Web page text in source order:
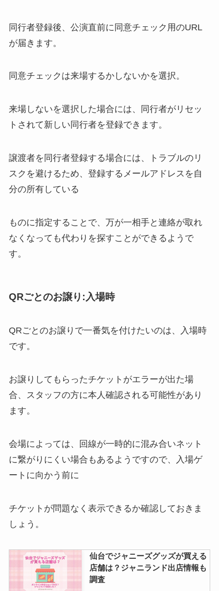
り方は？当たりやすい方法や同行
動画買取相場ジャニーズは？情報
ども調査！
絡こない理由や査定期間・買取が
できないものも紹介
当？写真は？イケメンで自衛隊、
同行者登録後、公演直前に同意チェック用のURL
が届きます。
同意チェックは来場するかしないかを選択。
来場しないを選択した場合には、同行者がリセッ
トされて新しい同行者を登録できます。
譲渡者を同行者登録する場合には、トラブルのリ
スクを避けるため、登録するメールアドレスを自
分の所有している
ものに指定することで、万が一相手と連絡が取れ
なくなっても代わりを探すことができるようで
す。
QRごとのお譲り:入場時
QRごとのお譲りで一番気を付けたいのは、入場時
です。
お譲りしてもらったチケットがエラーが出た場
合、スタッフの方に本人確認される可能性があり
ます。
会場によっては、回線が一時的に混み合いネット
に繋がりにくい場合もあるようですので、入場ゲ
ートに向かう前に
チケットが問題なく表示できるか確認しておきま
しょう。
仙台でジャニーズグッズが買える
店舗は？ジャニランド出店情報も
調査